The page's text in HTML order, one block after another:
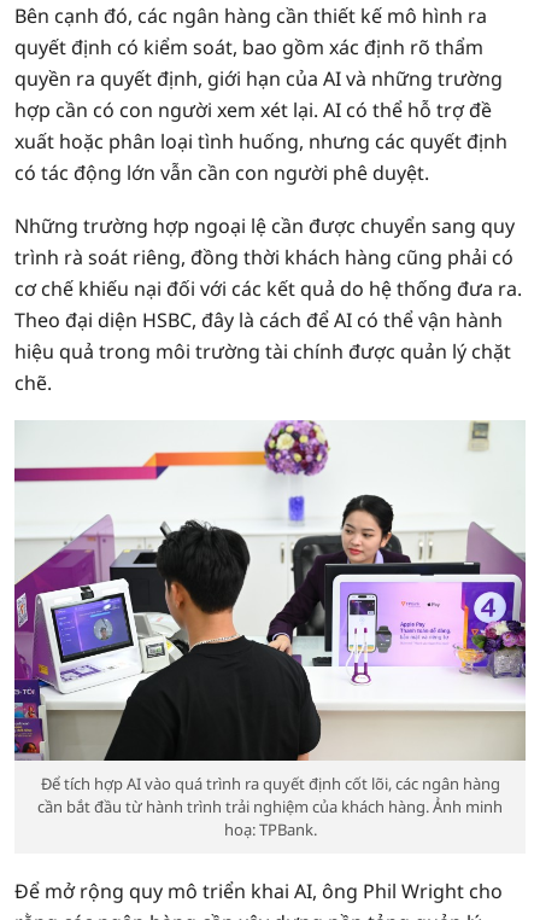
Bên cạnh đó, các ngân hàng cần thiết kế mô hình ra
quyết định có kiểm soát, bao gồm xác định rõ thẩm
quyền ra quyết định, giới hạn của AI và những trường
hợp cần có con người xem xét lại. AI có thể hỗ trợ đề
xuất hoặc phân loại tình huống, nhưng các quyết định
có tác động lớn vẫn cần con người phê duyệt.
Những trường hợp ngoại lệ cần được chuyển sang quy
trình rà soát riêng, đồng thời khách hàng cũng phải có
cơ chế khiếu nại đối với các kết quả do hệ thống đưa ra.
Theo đại diện HSBC, đây là cách để AI có thể vận hành
hiệu quả trong môi trường tài chính được quản lý chặt
chẽ.
Để tích hợp AI vào quá trình ra quyết định cốt lõi, các ngân hàng
cần bắt đầu từ hành trình trải nghiệm của khách hàng. Ảnh minh
hoạ: TPBank.
Để mở rộng quy mô triển khai AI, ông Phil Wright cho